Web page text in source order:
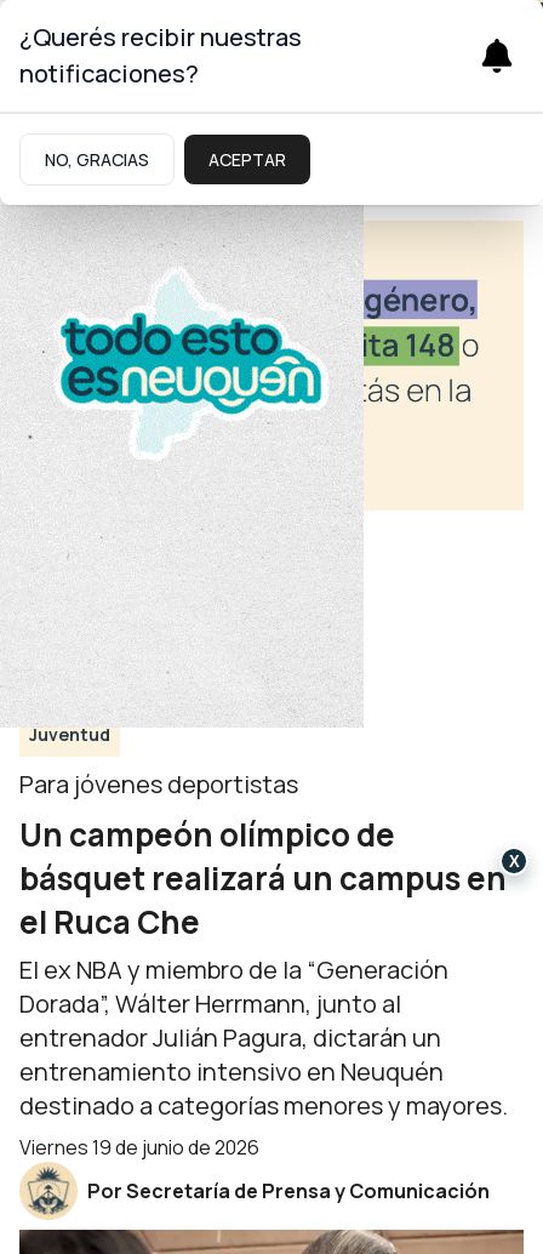
Juventud
Para jóvenes deportistas
Un campeón olímpico de
básquet realizará un campus en
el Ruca Che
El ex NBA y miembro de la “Generación
Dorada”, Wálter Herrmann, junto al
entrenador Julián Pagura, dictarán un
entrenamiento intensivo en Neuquén
destinado a categorías menores y mayores.
viernes 19 de junio de 2026
Por Secretaría de Prensa y Comunicación
¿Querés recibir nuestras
notificaciones?
NO, GRACIAS ACEPTAR
X